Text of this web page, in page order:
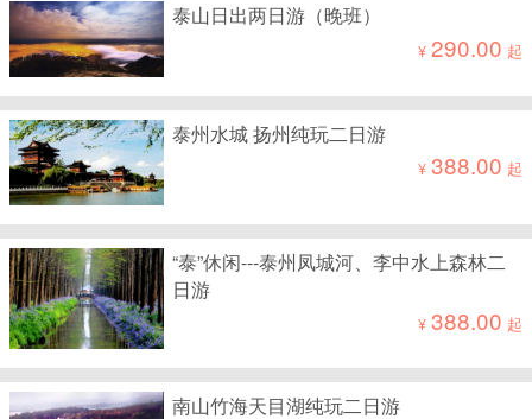
泰山日出两日游（晚班）
¥290.00 起
泰州水城 扬州纯玩二日游
¥388.00 起
“泰”休闲---泰州凤城河、李中水上森林二
日游
¥388.00 起
南山竹海天目湖纯玩二日游